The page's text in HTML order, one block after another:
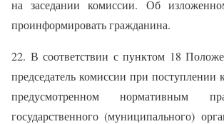
на заседании комиссии. Об
проинформировать гражданина.
22. В соответствии с пунктом 18
председатель комиссии при поступлении
предусмотренном нормативным
государственного (муниципального)